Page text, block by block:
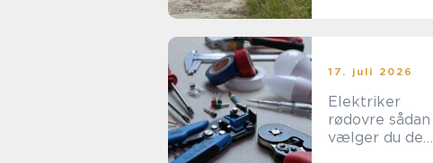
17. juli 2026
Elektriker
rødovre sådan
vælger du den